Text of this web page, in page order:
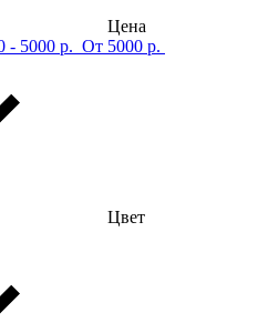
Цена
- 5000 р. От 5000 р.
Цвет